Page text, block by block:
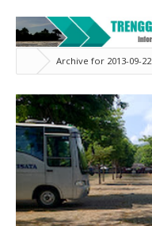
Archive for 2013-09-22